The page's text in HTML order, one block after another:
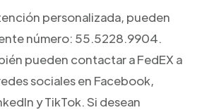
personalizada, pueden
número: 55.5228.9904.
pueden contactar a FedEX a
sociales en Facebook,
y TikTok. Si desean